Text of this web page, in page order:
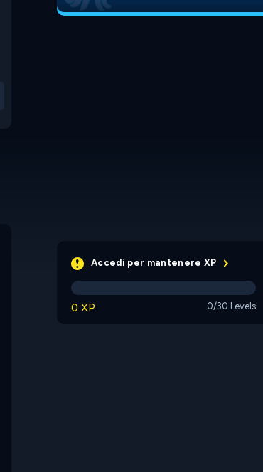
Accedi per mantenere XP
0 XP 0/30 Levels